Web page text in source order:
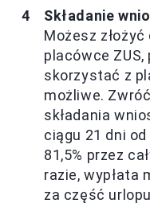
Składanie
Możesz
placówce
skorzystać z
możliwe.
składania
ciągu 21 dni od
81,5% przez
razie, wypłata
za część